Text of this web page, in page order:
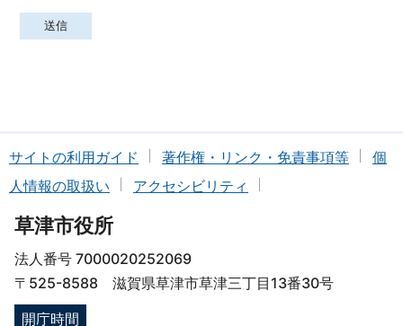
サイトの利用ガイド 著作権・リンク・免責事項等
個
人情報の取扱い
アクセシビリティ
草津市役所
法人番号 7000020252069
〒525-8588 滋賀県草津市草津三丁目13番30号
開庁時間